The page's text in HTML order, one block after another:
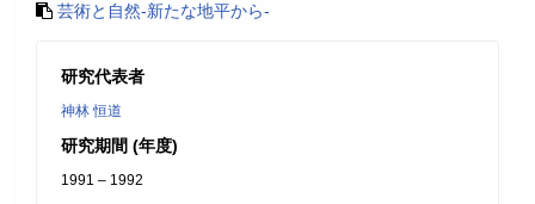
芸術と自然-新たな地平から-
研究代表者
神林 恒道
研究期間 (年度)
1991 – 1992